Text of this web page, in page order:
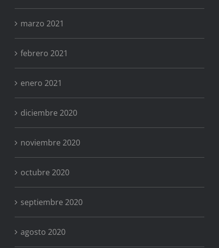
marzo 2021
febrero 2021
enero 2021
diciembre 2020
noviembre 2020
octubre 2020
septiembre 2020
agosto 2020